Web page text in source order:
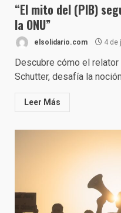
“El mito del (PIB)
la ONU”
elsolidario.com 4 de
Descubre cómo el
Schutter, desafía la
Leer Más